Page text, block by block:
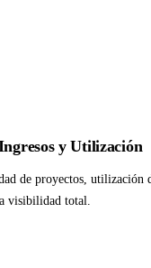
y Utilización
de proyectos,
visibilidad total.